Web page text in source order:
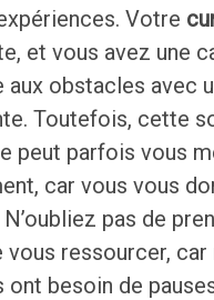
Votre
et vous avez une
aux obstacles avec
Toutefois, cette
peut parfois vous
car vous vous
pas de
vous ressourcer, car
ont besoin de